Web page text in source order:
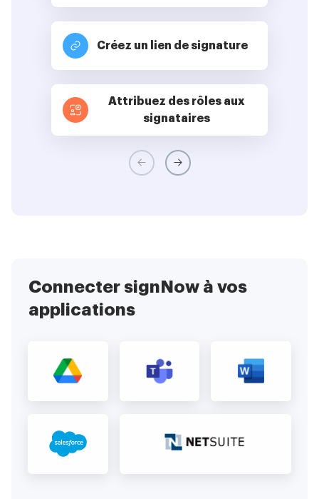
Créez un lien de signature
Attribuez des rôles aux
signataires
Connecter signNow à vos
applications